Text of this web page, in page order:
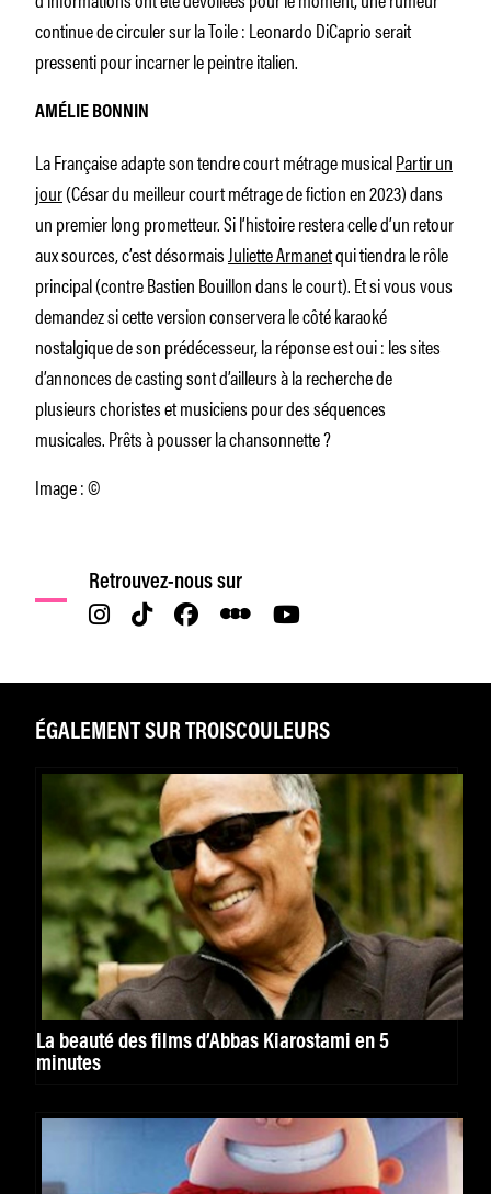
continue de circuler sur la Toile : Leonardo DiCaprio serait
pressenti pour incarner le peintre italien.
AMÉLIE BONNIN
La Française adapte son tendre court métrage musicalPartir un
jour(César du meilleur court métrage de fiction en 2023) dans
un premier long prometteur. Si l’histoire restera celle d’un retour
aux sources, c’est désormaisJuliette Armanetqui tiendra le rôle
principal (contre Bastien Bouillon dans le court). Et si vous vous
demandez si cette version conservera le côté karaoké
nostalgique de son prédécesseur, la réponse est oui : les sites
d’annonces de casting sont d’ailleurs à la recherche de
plusieurs choristes et musiciens pour des séquences
musicales. Prêts à pousser la chansonnette ?
Image : ©
Retrouvez-nous sur
ÉGALEMENT SUR TROISCOULEURS
La beauté des films d’Abbas Kiarostami en 5
minutes